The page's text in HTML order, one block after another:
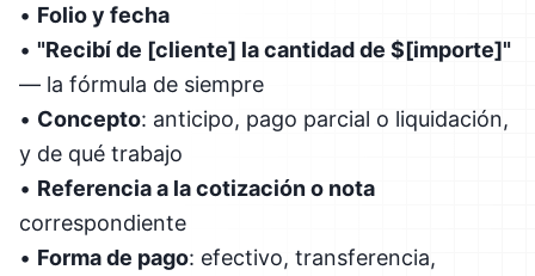
• Folio y fecha
• "Recibí de [cliente] la cantidad de $[importe]"
— la fórmula de siempre
• Concepto: anticipo, pago parcial o liquidación,
y de qué trabajo
• Referencia a la cotización o nota
correspondiente
• Forma de pago: efectivo, transferencia,